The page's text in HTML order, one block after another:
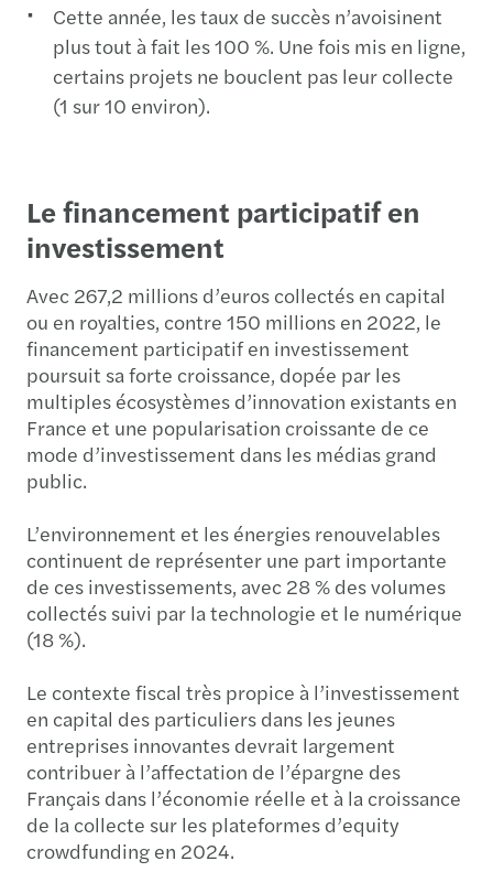
Cette année, les taux de succès n’avoisinent
plus tout à fait les 100 %. Une fois mis en ligne,
certains projets ne bouclent pas leur collecte
(1 sur 10 environ).
Le financement participatif en
investissement
Avec 267,2 millions d’euros collectés en capital
ou en royalties, contre 150 millions en 2022, le
financement participatif en investissement
poursuit sa forte croissance, dopée par les
multiples écosystèmes d’innovation existants en
France et une popularisation croissante de ce
mode d’investissement dans les médias grand
public.
L’environnement et les énergies renouvelables
continuent de représenter une part importante
de ces investissements, avec 28 % des volumes
collectés suivi par la technologie et le numérique
(18 %).
Le contexte fiscal très propice à l’investissement
en capital des particuliers dans les jeunes
entreprises innovantes devrait largement
contribuer à l’affectation de l’épargne des
Français dans l’économie réelle et à la croissance
de la collecte sur les plateformes d’equity
crowdfunding en 2024.